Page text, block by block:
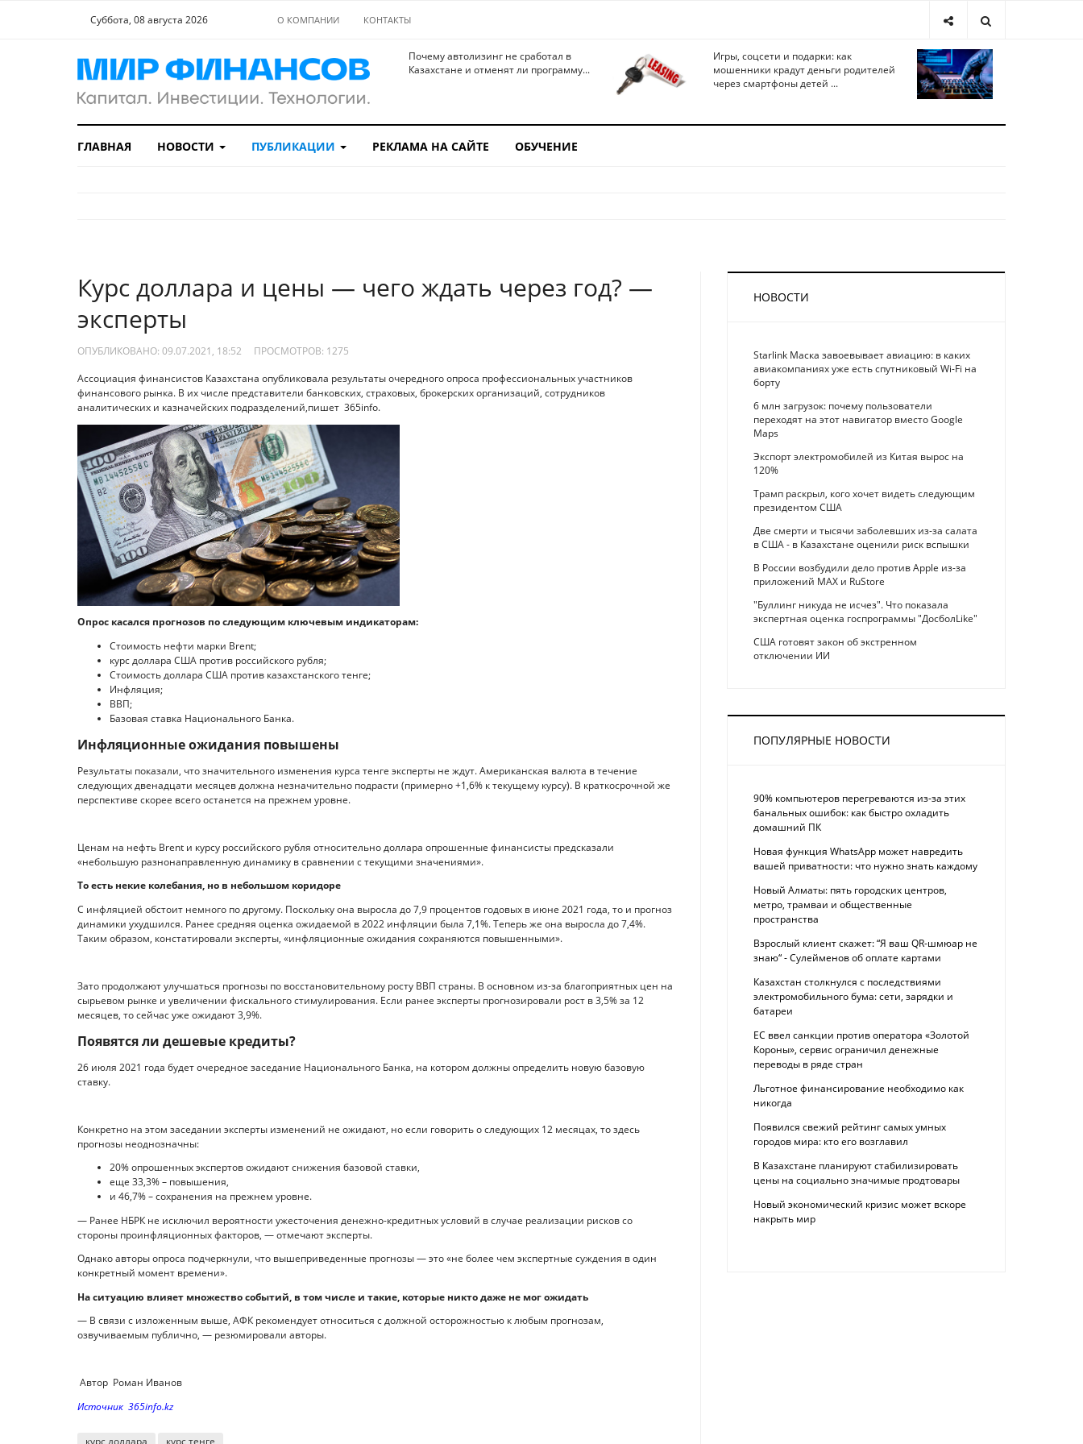
Суббота, 08 августа 2026 О КОМПАНИИ КОНТАКТЫ
Почему автолизинг не сработал в
Казахстане и отменят ли программу...
Игры, соцсети и подарки: как
мошенники крадут деньги родителей
через смартфоны детей ...
ГЛАВНАЯ НОВОСТИ ПУБЛИКАЦИИ РЕКЛАМА НА САЙТЕ ОБУЧЕНИЕ
Курс доллара и цены — чего ждать через год? —
эксперты
ОПУБЛИКОВАНО: 09.07.2021, 18:52 ПРОСМОТРОВ: 1275
Ассоциация финансистов Казахстана опубликовала результаты очередного опроса профессиональных участников
финансового рынка. В их числе представители банковских, страховых, брокерских организаций, сотрудников
аналитических и казначейских подразделений,пишет 365info.
Опрос касался прогнозов по следующим ключевым индикаторам:
Стоимость нефти марки Brent;
курс доллара США против российского рубля;
Стоимость доллара США против казахстанского тенге;
Инфляция;
ВВП;
Базовая ставка Национального Банка.
Инфляционные ожидания повышены
Результаты показали, что значительного изменения курса тенге эксперты не ждут. Американская валюта в течение
следующих двенадцати месяцев должна незначительно подрасти (примерно +1,6% к текущему курсу). В краткосрочной же
перспективе скорее всего останется на прежнем уровне.
Ценам на нефть Brent и курсу российского рубля относительно доллара опрошенные финансисты предсказали
«небольшую разнонаправленную динамику в сравнении с текущими значениями».
То есть некие колебания, но в небольшом коридоре
С инфляцией обстоит немного по другому. Поскольку она выросла до 7,9 процентов годовых в июне 2021 года, то и прогноз
динамики ухудшился. Ранее средняя оценка ожидаемой в 2022 инфляции была 7,1%. Теперь же она выросла до 7,4%.
Таким образом, констатировали эксперты, «инфляционные ожидания сохраняются повышенными».
Зато продолжают улучшаться прогнозы по восстановительному росту ВВП страны. В основном из-за благоприятных цен на
сырьевом рынке и увеличении фискального стимулирования. Если ранее эксперты прогнозировали рост в 3,5% за 12
месяцев, то сейчас уже ожидают 3,9%.
Появятся ли дешевые кредиты?
26 июля 2021 года будет очередное заседание Национального Банка, на котором должны определить новую базовую
ставку.
Конкретно на этом заседании эксперты изменений не ожидают, но если говорить о следующих 12 месяцах, то здесь
прогнозы неоднозначны:
20% опрошенных экспертов ожидают снижения базовой ставки,
еще 33,3% – повышения,
и 46,7% – сохранения на прежнем уровне.
— Ранее НБРК не исключил вероятности ужесточения денежно-кредитных условий в случае реализации рисков со
стороны проинфляционных факторов, — отмечают эксперты.
Однако авторы опроса подчеркнули, что вышеприведенные прогнозы — это «не более чем экспертные суждения в один
конкретный момент времени».
На ситуацию влияет множество событий, в том числе и такие, которые никто даже не мог ожидать
— В связи с изложенным выше, АФК рекомендует относиться с должной осторожностью к любым прогнозам,
озвучиваемым публично, — резюмировали авторы.
Автор Роман Иванов
Источник 365info.kz
курс доллара курс тенге
НОВОСТИ
Starlink Маска завоевывает авиацию: в каких
авиакомпаниях уже есть спутниковый Wi-Fi на
борту
6 млн загрузок: почему пользователи
переходят на этот навигатор вместо Google
Maps
Экспорт электромобилей из Китая вырос на
120%
Трамп раскрыл, кого хочет видеть следующим
президентом США
Две смерти и тысячи заболевших из-за салата
в США - в Казахстане оценили риск вспышки
В России возбудили дело против Apple из-за
приложений MAX и RuStore
"Буллинг никуда не исчез". Что показала
экспертная оценка госпрограммы "ДосболLike"
США готовят закон об экстренном
отключении ИИ
ПОПУЛЯРНЫЕ НОВОСТИ
90% компьютеров перегреваются из-за этих
банальных ошибок: как быстро охладить
домашний ПК
Новая функция WhatsApp может навредить
вашей приватности: что нужно знать каждому
Новый Алматы: пять городских центров,
метро, трамваи и общественные
пространства
Взрослый клиент скажет: “Я ваш QR-шмюар не
знаю“ - Сулейменов об оплате картами
Казахстан столкнулся с последствиями
электромобильного бума: сети, зарядки и
батареи
ЕС ввел санкции против оператора «Золотой
Короны», сервис ограничил денежные
переводы в ряде стран
Льготное финансирование необходимо как
никогда
Появился свежий рейтинг самых умных
городов мира: кто его возглавил
В Казахстане планируют стабилизировать
цены на социально значимые продтовары
Новый экономический кризис может вскоре
накрыть мир